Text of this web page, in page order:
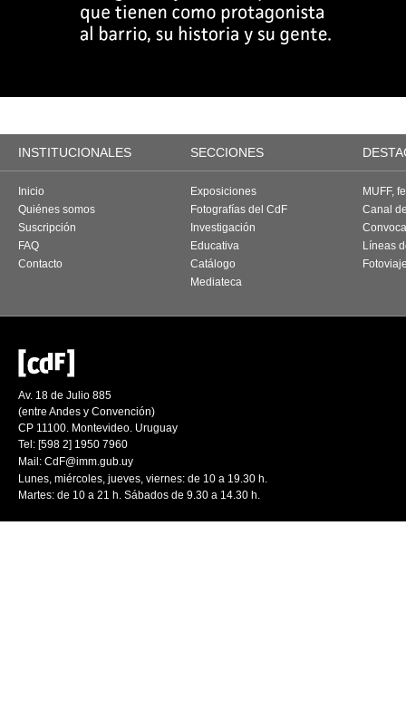
INSTITUCIONALES SECCIONES
Inicio
Quiénes somos
Suscripción
FAQ
Contacto
Exposiciones
Fotografías del CdF
Investigación
Educativa
Catálogo
Mediateca
MUFF,
Canal
Líneas
Av. 18 de Julio 885
(entre Andes y Convención)
CP 11100. Montevideo. Uruguay
Tel: [598 2] 1950 7960
Mail: CdF@imm.gub.uy
Lunes, miércoles, jueves, viernes: de 10 a 19.30 h.
Martes: de 10 a 21 h. Sábados de 9.30 a 14.30 h.